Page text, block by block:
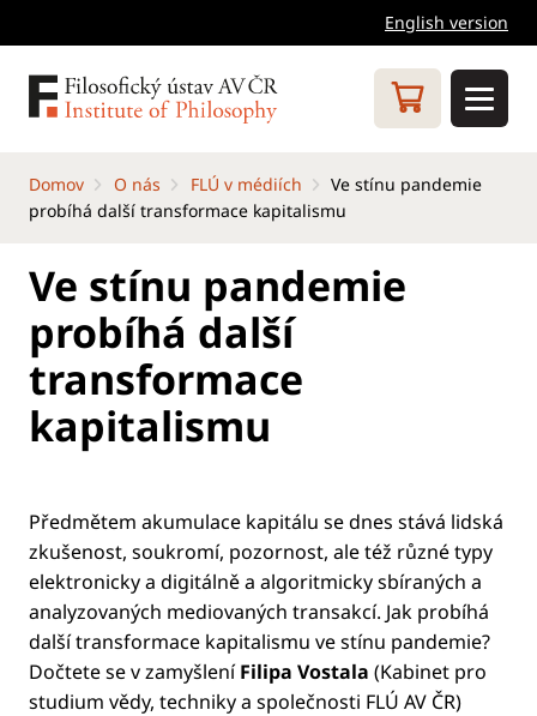
English version
Domov O nás FLÚ v médiích
Ve stínu pandemie
probíhá další transformace kapitalismu
Ve stínu pandemie
probíhá další
transformace
kapitalismu
Předmětem akumulace kapitálu se dnes stává lidská
zkušenost, soukromí, pozornost, ale též různé typy
elektronicky a digitálně a algoritmicky sbíraných a
analyzovaných mediovaných transakcí. Jak probíhá
další transformace kapitalismu ve stínu pandemie?
Dočtete se v zamyšleníFilipa Vostala (Kabinet pro
studium vědy, techniky a společnosti FLÚ AV ČR)